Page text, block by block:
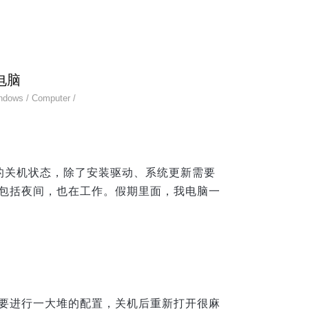
脑
/ Computer /
机状态，除了安装驱动、系统更新需要
括夜间，也在工作。假期里面，我电脑一
进行一大堆的配置，关机后重新打开很麻